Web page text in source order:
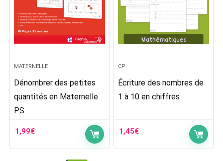
MATERNELLE
Dénombrer des petites
quantités en Maternelle
PS
1,99€
CP
Écriture des nombres de
1 à 10 en chiffres
1,45€